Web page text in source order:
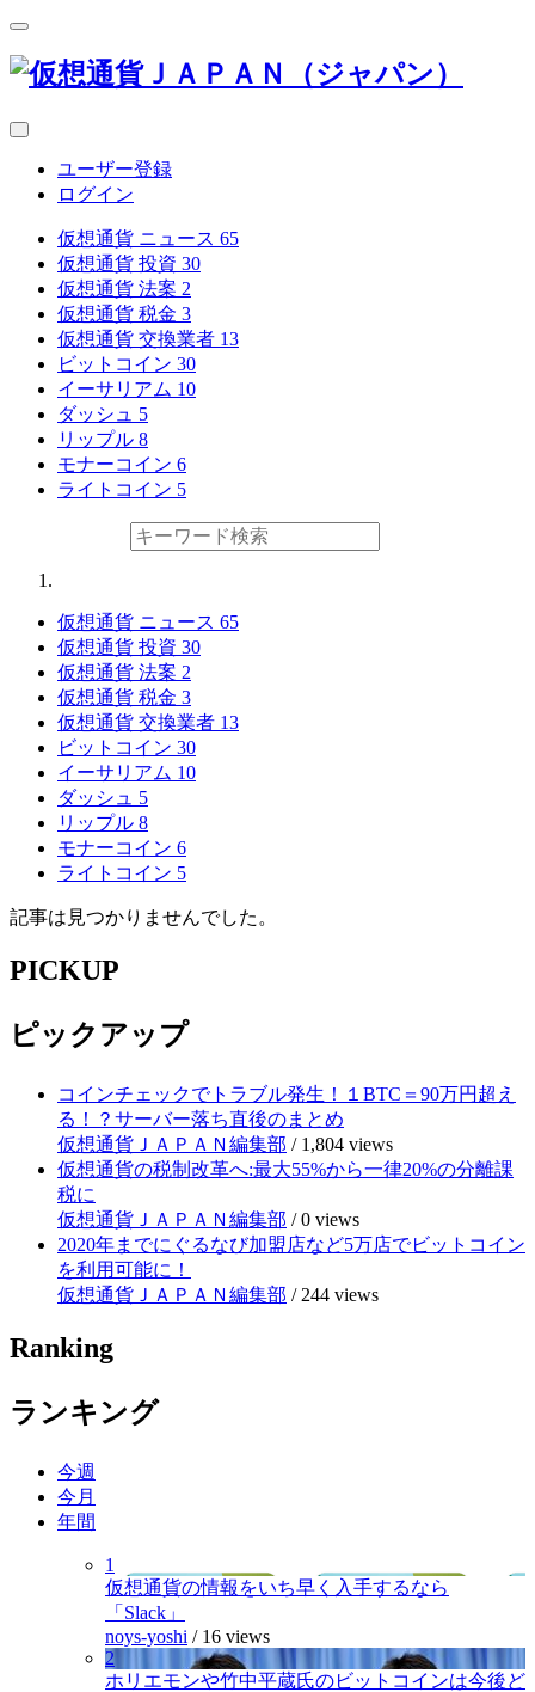
ユーザー登録
ログイン
仮想通貨 ニュース 65
仮想通貨 投資 30
仮想通貨 法案 2
仮想通貨 税金 3
仮想通貨 交換業者 13
ビットコイン 30
イーサリアム 10
ダッシュ 5
リップル 8
モナーコイン 6
ライトコイン 5
仮想通貨 ニュース 65
仮想通貨 投資 30
仮想通貨 法案 2
仮想通貨 税金 3
仮想通貨 交換業者 13
ビットコイン 30
イーサリアム 10
ダッシュ 5
リップル 8
モナーコイン 6
ライトコイン 5
記事は見つかりませんでした。
PICKUP
ピックアップ
コインチェックでトラブル発生！１BTC＝90万円超え
る！？サーバー落ち直後のまとめ
仮想通貨ＪＡＰＡＮ編集部 / 1,804 views
仮想通貨の税制改革へ:最大55%から一律20%の分離課
税に
仮想通貨ＪＡＰＡＮ編集部 /0 views
2020年までにぐるなび加盟店など5万店でビットコイン
を利用可能に！
仮想通貨ＪＡＰＡＮ編集部 / 244 views
Ranking
ランキング
今週
今月
年間
1
仮想通貨の情報をいち早く入手するなら
「Slack」
noys-yoshi / 16 views
2
ホリエモンや竹中平蔵氏のビットコインは今後ど